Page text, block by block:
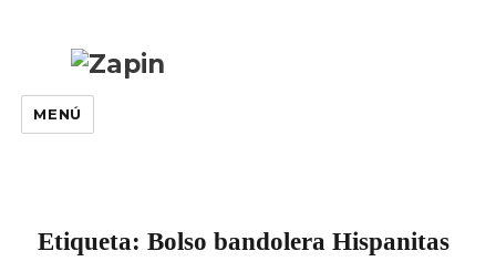
MENÚ
Etiqueta:Bolso bandolera Hispanitas